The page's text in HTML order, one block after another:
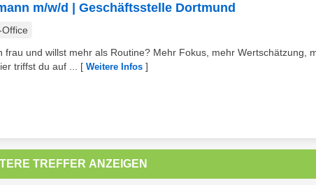
m/w/d | Geschäftsstelle Dortmund
und willst mehr als Routine? Mehr Fokus, mehr Wertschätzung,
triffst du auf ...
[ Weitere Infos ]
TREFFER ANZEIGEN